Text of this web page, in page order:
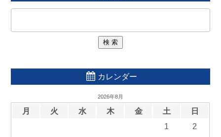
カレンダー
2026年8月
月 火 水 木 金 土 日
1
2